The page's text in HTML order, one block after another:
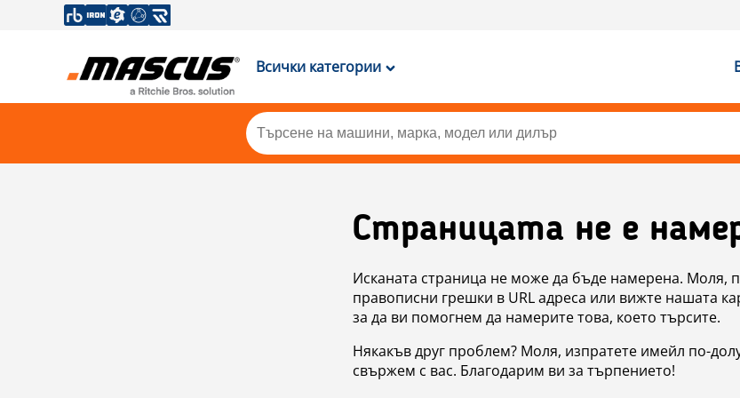
Всички категории
Страницата не е
Исканата страница не може да бъде намерена. Моля,
правописни грешки в URL адреса или вижте нашата
за да ви помогнем да намерите това, което търсите.
Някакъв друг проблем? Моля, изпратете имейл по-
свържем с вас. Благодарим ви за търпението!